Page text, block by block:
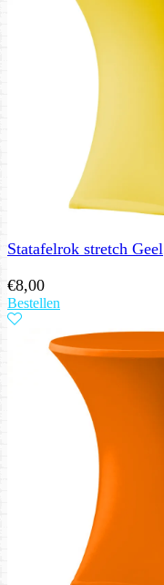
Statafelrok stretch Geel
€8,00
Bestellen